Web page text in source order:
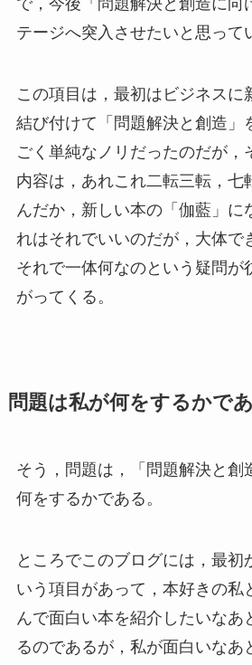
テージへ突入させたいと思って
この項目は，最初はビジネスに
結び付けて「問題解決と創造」
ごく単純なノリだったのだが，
内容は，あれこれ二転三転，七
んだか，新しい本の「伽藍」に
れはそれでいいのだが，大体で
それで一体何なのという疑問が
がってくる。
問題は私が何をするかで
そう，問題は，「問題解決と創
何をするかである。
ところでこのブログには，最初
いう項目があって，本好きの私
んで面白い本を紹介したいなあ
るのであるが，私が面白いなあ